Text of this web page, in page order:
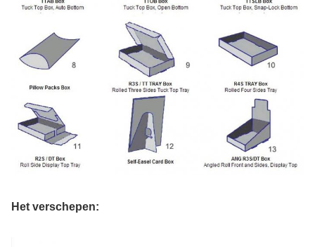
Het verschepen: